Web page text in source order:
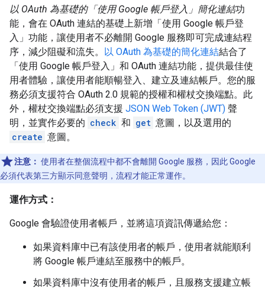
以 OAuth 為基礎的「使用 Google 帳戶登入」簡化連結功
能，會在 OAuth 連結的基礎上新增「使用 Google 帳戶登
入」功能，讓使用者不必離開 Google 服務即可完成連結程
序，減少阻礙和流失。 以 OAuth 為基礎的簡化連結結合了
「使用 Google 帳戶登入」和 OAuth 連結功能，提供最佳使
用者體驗，讓使用者能順暢登入、建立及連結帳戶。您的服
務必須支援符合 OAuth 2.0 規範的授權和權杖交換端點。此
外，權杖交換端點必須支援 JSON Web Token (JWT) 聲
明，並實作必要的 check 和 get 意圖，以及選用的
create 意圖。
注意： 使用者在整個流程中都不會離開 Google 服務，因此 Google
必須代表第三方顯示同意聲明，流程才能正常運作。
運作方式：
Google 會驗證使用者帳戶，並將這項資訊傳遞給您：
如果資料庫中已有該使用者的帳戶，使用者就能順利
將 Google 帳戶連結至服務中的帳戶。
如果資料庫中沒有使用者的帳戶，且服務支援建立帳